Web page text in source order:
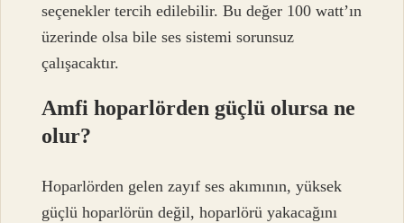
seçenekler tercih edilebilir. Bu değer 100 watt’ın
üzerinde olsa bile ses sistemi sorunsuz
çalışacaktır.
Amfi hoparlörden güçlü olursa ne
olur?
Hoparlörden gelen zayıf ses akımının, yüksek
güçlü hoparlörün değil, hoparlörü yakacağını